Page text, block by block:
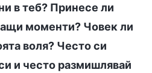
в теб? Принесе ли
моменти? Човек ли
воля? Често си
и често размишлявай